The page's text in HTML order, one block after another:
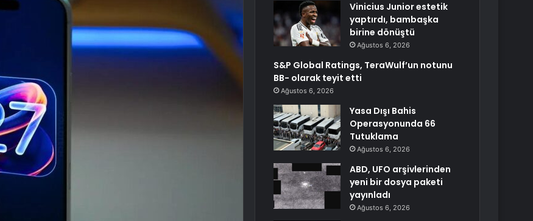
Vinicius Junior estetik
yaptırdı, bambaşka
birine dönüştü
Ağustos 6, 2026
S&P Global Ratings, TeraWulf’un notunu
BB- olarak teyit etti
Ağustos 6, 2026
Yasa Dışı Bahis
Operasyonunda 66
Tutuklama
Ağustos 6, 2026
ABD, UFO arşivlerinden
yeni bir dosya paketi
yayınladı
Ağustos 6, 2026